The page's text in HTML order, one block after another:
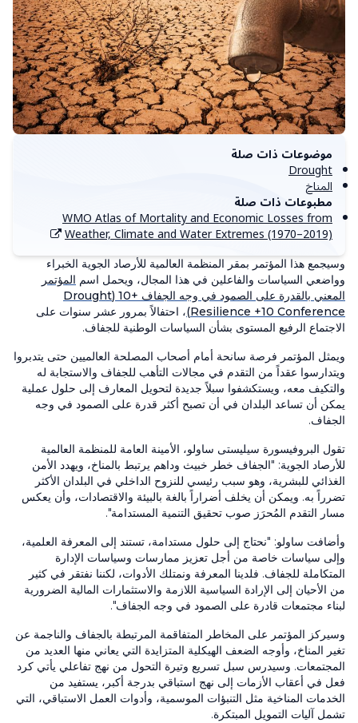
موضوعات ذات صلة
Drought
المناخ
مطبوعات ذات صلة
WMO Atlas of Mortality and Economic Losses from
Weather, Climate and Water Extremes (1970–2019)
وسيجمع هذا المؤتمر بمقر المنظمة العالمية للأرصاد الجوية الخبراء
وواضعي السياسات والفاعلين في هذا المجال، ويحمل اسم المؤتمر
المعني بالقدرة على الصمود في وجه الجفاف +10 (Drought
Resilience +10 Conference) ، احتفالاً بمرور عشر سنوات على
الاجتماع الرفيع المستوى بشأن السياسات الوطنية للجفاف.
ويمثل المؤتمر فرصة سانحة أمام أصحاب المصلحة العالميين حتى يتدبروا
ويتدارسوا عقداً من التقدم في مجالات التأهب للجفاف والاستجابة له
والتكيف معه، ويستكشفوا سبلاً جديدة لتحويل المعارف إلى حلول عملية
يمكن أن تساعد البلدان في أن تصبح أكثر قدرة على الصمود في وجه
الجفاف.
تقول البروفيسورة سيليستى ساولو، الأمينة العامة للمنظمة العالمية
للأرصاد الجوية: "الجفاف خطر خبيث وداهم يرتبط بالمناخ، ويهدد الأمن
الغذائي للبشرية، وهو سبب رئيسي للنزوح الداخلي في البلدان الأكثر
تضرراً به. ويمكن أن يخلف أضراراً بالغة بالبيئة والاقتصادات، وأن يعكس
مسار التقدم المُحرَز صوب تحقيق التنمية المستدامة".
وأضافت ساولو: "نحتاج إلى حلول مستدامة، تستند إلى المعرفة العلمية،
وإلى سياسات خاصة من أجل تعزيز ممارسات وسياسات الإدارة
المتكاملة للجفاف. فلدينا المعرفة ونمتلك الأدوات، لكننا نفتقر في كثير
من الأحيان إلى الإرادة السياسية اللازمة والاستثمارات المالية الضرورية
لبناء مجتمعات قادرة على الصمود في وجه الجفاف".
وسيركز المؤتمر على المخاطر المتفاقمة المرتبطة بالجفاف والناجمة عن
تغير المناخ، وأوجه الضعف الهيكلية المتزايدة التي يعاني منها العديد من
المجتمعات. وسيدرس سبل تسريع وتيرة التحول من نهج تفاعلي يأتي كرد
فعل في أعقاب الأزمات إلى نهج استباقي بدرجة أكبر، يستفيد من
الخدمات المناخية مثل التنبؤات الموسمية، وأدوات العمل الاستباقي، التي
تشمل آليات التمويل المبتكرة.